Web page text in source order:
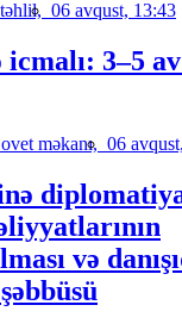
06 avqust, 13:43
3–5
məkanı, 06
və